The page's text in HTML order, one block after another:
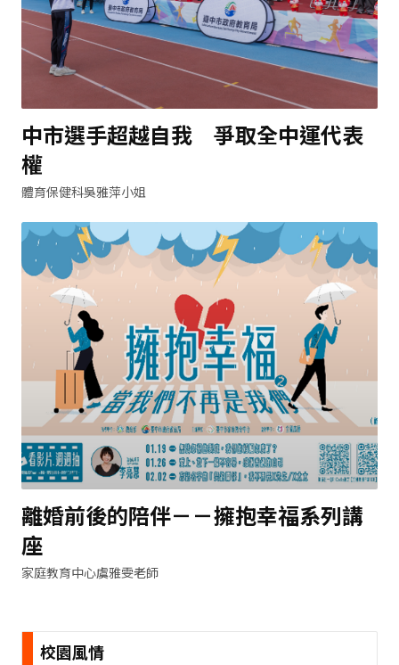
中市選手超越自我 爭取全中運代表
權
體育保健科吳雅萍小姐
離婚前後的陪伴－－擁抱幸福系列講
座
家庭教育中心虞雅雯老師
校園風情